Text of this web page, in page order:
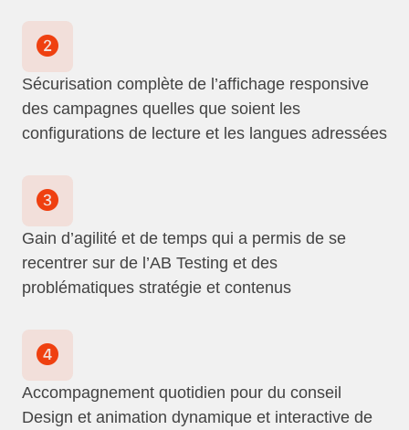
Sécurisation complète de l’affichage responsive
des campagnes quelles que soient les
configurations de lecture et les langues adressées
Gain d’agilité et de temps qui a permis de se
recentrer sur de l’AB Testing et des
problématiques stratégie et contenus
Accompagnement quotidien pour du conseil
Design et animation dynamique et interactive de